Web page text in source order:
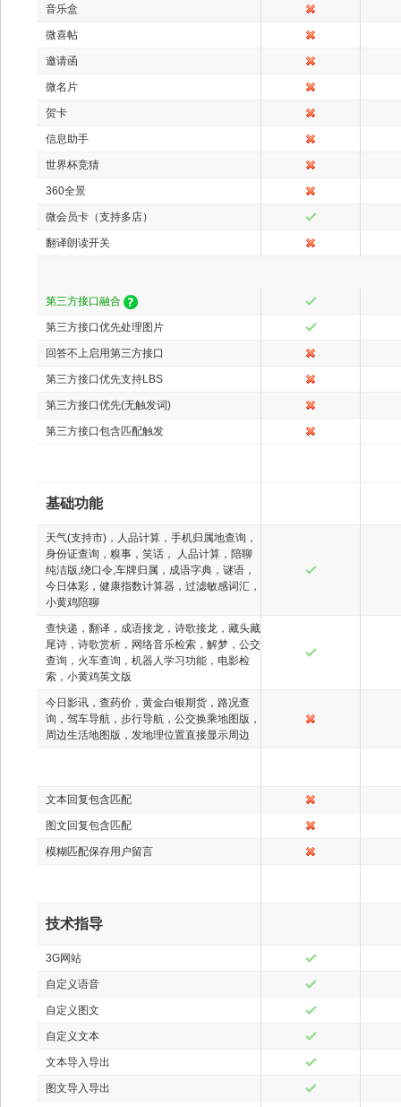
音乐盒
微喜帖
邀请函
微名片
贺卡
信息助手
世界杯竞猜
360全景
微会员卡（支持多店）
翻译朗读开关
第三方接口融合
第三方接口优先处理图片
回答不上启用第三方接口
第三方接口优先支持LBS
第三方接口优先(无触发词)
第三方接口包含匹配触发
基础功能
天气(支持市)，人品计算，手机归属地查询，
身份证查询，糗事，笑话， 人品计算，陪聊
纯洁版,绕口令,车牌归属，成语字典，谜语，
今日体彩，健康指数计算器，过滤敏感词汇，
小黄鸡陪聊
查快递，翻译，成语接龙，诗歌接龙，藏头藏
尾诗，诗歌赏析，网络音乐检索，解梦，公交
查询，火车查询，机器人学习功能，电影检
索，小黄鸡英文版
今日影讯，查药价，黄金白银期货，路况查
询，驾车导航，步行导航，公交换乘地图版，
周边生活地图版，发地理位置直接显示周边
文本回复包含匹配
图文回复包含匹配
模糊匹配保存用户留言
技术指导
3G网站
自定义语音
自定义图文
自定义文本
文本导入导出
图文导入导出